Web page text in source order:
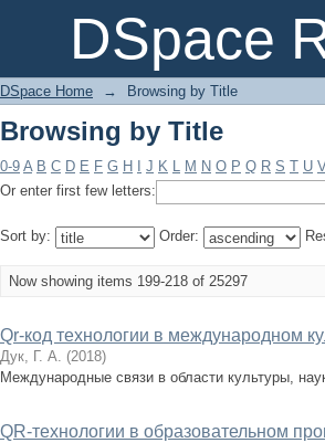
DSpace
Browsing by Title
DSpace Home → Browsing by Title
Browsing by Title
0-9 A B C D E F G H J K L M N O P Q R S T U
Or enter first few letters:
Sort by: Order:
Now showing items 199-218 of 25297
Qr-код технологии в международном
Дук, Г. А. (2018)
Международные связи в области культуры,
QR-технологии в образовательном